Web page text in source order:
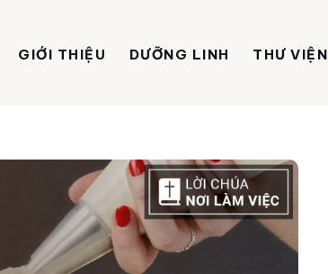
GIỚI THIỆU DƯỠNG LINH THƯ VIỆN